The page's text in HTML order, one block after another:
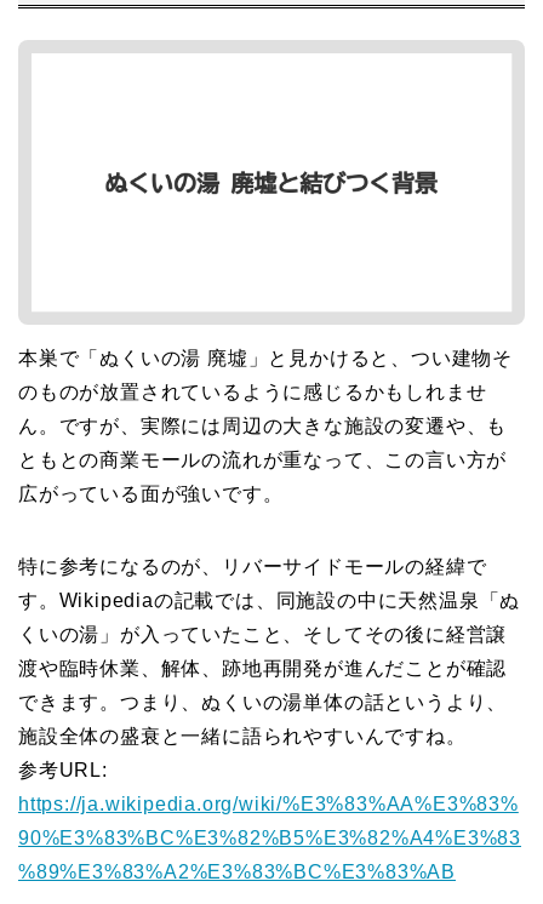
本巣で「ぬくいの湯 廃墟」と見かけると、つい建物そ
のものが放置されているように感じるかもしれませ
ん。ですが、実際には周辺の大きな施設の変遷や、も
ともとの商業モールの流れが重なって、この言い方が
広がっている面が強いです。
特に参考になるのが、リバーサイドモールの経緯で
す。Wikipediaの記載では、同施設の中に天然温泉「ぬ
くいの湯」が入っていたこと、そしてその後に経営譲
渡や臨時休業、解体、跡地再開発が進んだことが確認
できます。つまり、ぬくいの湯単体の話というより、
施設全体の盛衰と一緒に語られやすいんですね。
参考URL:
https://ja.wikipedia.org/wiki/%E3%83%AA%E3%83%
90%E3%83%BC%E3%82%B5%E3%82%A4%E3%83
%89%E3%83%A2%E3%83%BC%E3%83%AB